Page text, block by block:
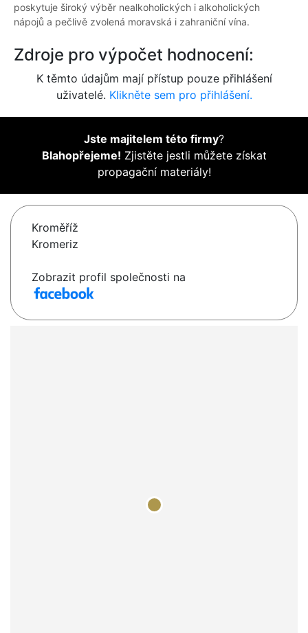
poskytuje široký výběr nealkoholických i alkoholických
nápojů a pečlivě zvolená moravská i zahraniční vína.
Zdroje pro výpočet hodnocení:
K těmto údajům mají přístup pouze přihlášení
uživatelé. Klikněte sem pro přihlášení.
Jste majitelem této firmy?
Blahopřejeme! Zjistěte jestli můžete získat
propagační materiály!
Kroměříž
Kromeriz
Zobrazit profil společnosti na